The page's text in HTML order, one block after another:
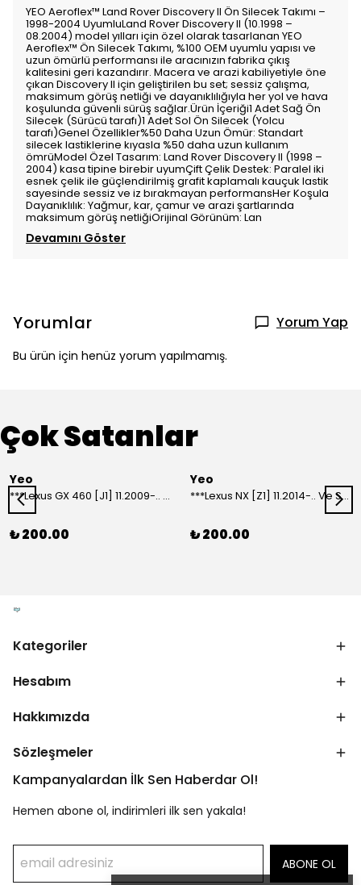
YEO Aeroflex™️ Land Rover Discovery II Ön Silecek Takımı –
1998-2004 UyumluLand Rover Discovery II (10.1998 –
08.2004) model yılları için özel olarak tasarlanan YEO
Aeroflex™️ Ön Silecek Takımı, %100 OEM uyumlu yapısı ve
uzun ömürlü performansı ile aracınızın fabrika çıkış
kalitesini geri kazandırır. Macera ve arazi kabiliyetiyle öne
çıkan Discovery II için geliştirilen bu set; sessiz çalışma,
maksimum görüş netliği ve dayanıklılığıyla her yol ve hava
koşulunda güvenli sürüş sağlar.Ürün İçeriği1 Adet Sağ Ön
Silecek (Sürücü tarafı)1 Adet Sol Ön Silecek (Yolcu
tarafı)Genel Özellikler%50 Daha Uzun Ömür: Standart
silecek lastiklerine kıyasla %50 daha uzun kullanım
ömrüModel Özel Tasarım: Land Rover Discovery II (1998 –
2004) kasa tipine birebir uyumÇift Çelik Destek: Paralel iki
esnek çelik ile güçlendirilmiş grafit kaplamalı kauçuk lastik
sayesinde sessiz ve iz bırakmayan performansHer Koşula
Dayanıklılık: Yağmur, kar, çamur ve arazi şartlarında
maksimum görüş netliğiOrijinal Görünüm: Lan
Devamını Göster
Yorumlar Yorum Yap
Bu ürün için henüz yorum yapılmamış.
Çok Satanlar
Yeo
***Lexus GX 460 [J1] 11.2009-.. Ve Sonrası Model Yılları İçin Uyumlu Yeo Arka Silecek
₺ 200.00
Yeo
***Lexus NX [Z1] 11.2014-.. Ve Sonrası Model Yılları İçin Uyumlu Yeo Arka Silecek
₺ 200.00
Kategoriler
Hesabım
Hakkımızda
Sözleşmeler
Kampanyalardan İlk Sen Haberdar Ol!
Hemen abone ol, indirimleri ilk sen yakala!
ABONE OL